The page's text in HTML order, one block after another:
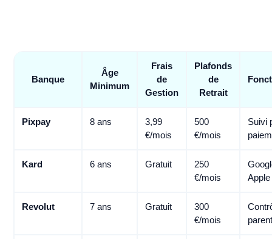
Banque
Âge
Minimum
Frais
de
Gestion
Plafonds
de
Retrait
Pixpay 8 ans
3,99
€/mois
500
€/mois
Suivi
Kard 6 ans Gratuit
250
€/mois
Revolut 7 ans Gratuit
300
€/mois